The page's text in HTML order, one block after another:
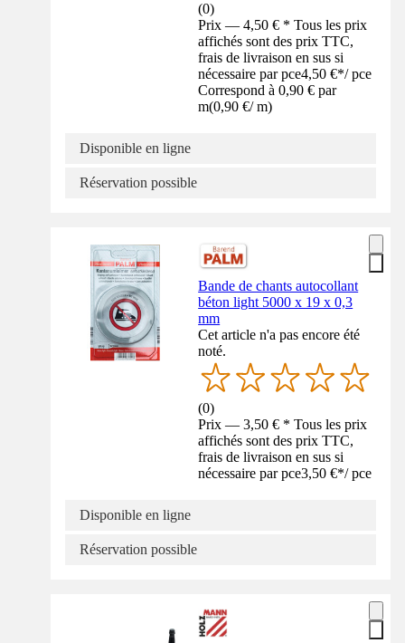
(0)
Prix — 4,50 € * Tous les prix
affichés sont des prix TTC,
frais de livraison en sus si
nécessaire par pce4,50 €*/ pce
Correspond à 0,90 € par
m(0,90 €/ m)
Disponible en ligne
Réservation possible
Bande de chants autocollant
béton light 5000 x 19 x 0,3
mm
Cet article n'a pas encore été
noté.
(0)
Prix — 3,50 € * Tous les prix
affichés sont des prix TTC,
frais de livraison en sus si
nécessaire par pce3,50 €*/ pce
Disponible en ligne
Réservation possible